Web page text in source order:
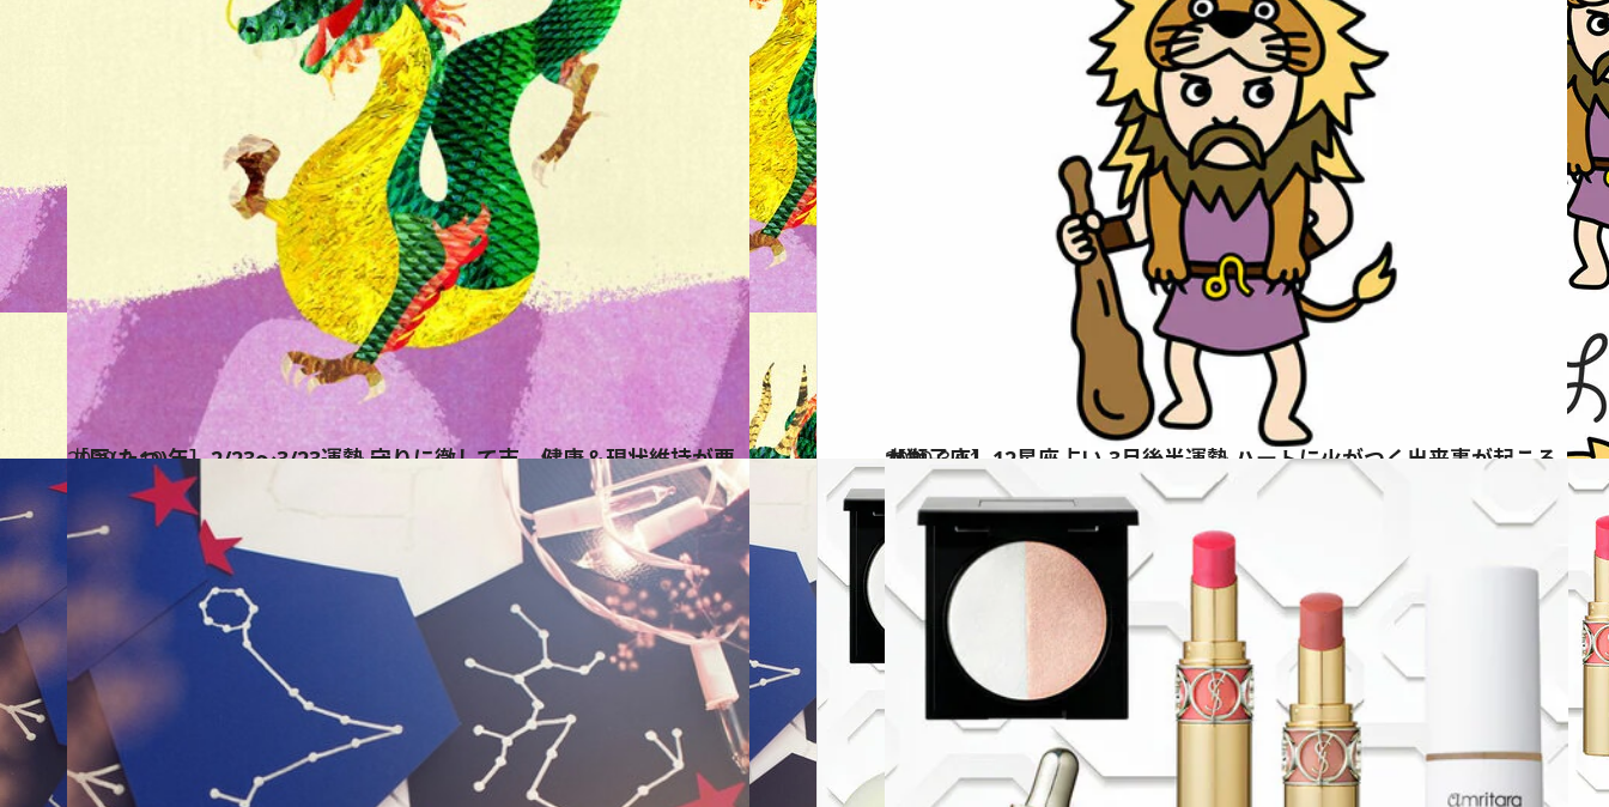
2020.2.19
［辰(たつ)年］2/23～3/23運勢 守りに徹して吉。健康＆現状維持が要
占い 2020.3.11
【獅子座】12星座占い 3月後半運勢 ハートに火がつく出来事が起こるかも
占い